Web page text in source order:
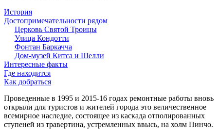
История
Достопримечательности рядом
Церковь Святой Троицы
Улица Кондотти
Фонтан Баркачча
Дом-музей Китса и Шелли
Интересные факты
Где находится
Как добраться
Проведенные в 1995 и 2015-16 годах ремонтные работы вновь
открыли для туристов и жителей города это величественное
всемирное наследие, состоящее из каскада отполированных
ступеней из травертина, устремленных ввысь, на холм Пинчо.